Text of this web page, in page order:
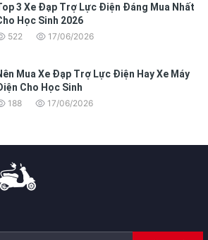
3 Xe Đạp Trợ Lực Điện Đáng Mua Nhất
Học Sinh 2026
522 17/06/2026
Mua Xe Đạp Trợ Lực Điện Hay Xe Máy
Cho Học Sinh
188 17/06/2026